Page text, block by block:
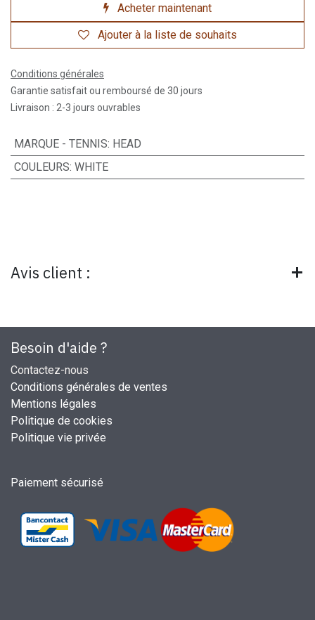
Acheter maintenant
Ajouter à la liste de souhaits
Conditions générales
Garantie satisfait ou remboursé de 30 jours
Livraison : 2-3 jours ouvrables
MARQUE - TENNIS: HEAD
COULEURS: WHITE
Avis client :
Besoin d'aide ?
Contactez-nous
Conditions générales de ventes
Mentions légales
Politique de cookies
Politique vie privée
Paiement sécurisé